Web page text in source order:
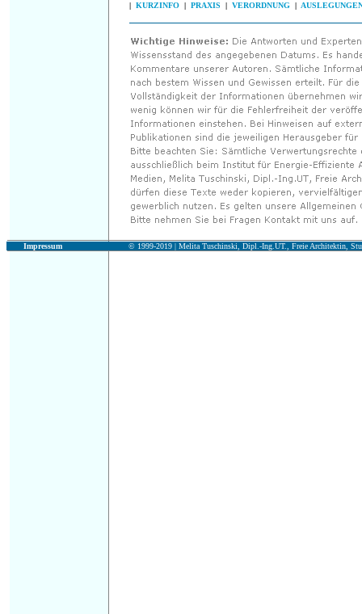
| KURZINFO | PRAXIS | VERORDNUNG |
Impressum © 1999-2019 | Melita Tuschinski, Dipl.-Ing.UT., Freie Architektin,